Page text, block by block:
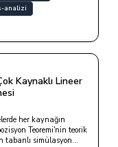
analizi
Kaynaklı Lineer
her kaynağın
Teoremi'nin teorik
tabanlı simülasyon